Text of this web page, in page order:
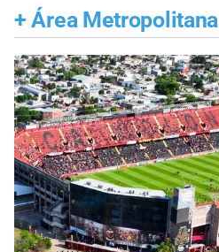
+ Área Metropolitana